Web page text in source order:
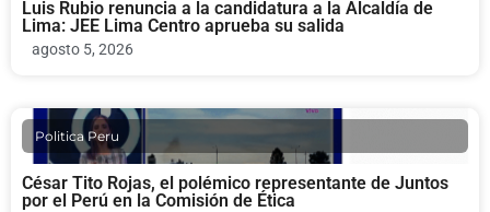
Luis Rubio renuncia a la candidatura a la Alcaldía de
Lima: JEE Lima Centro aprueba su salida
agosto 5, 2026
Politica Peru
César Tito Rojas, el polémico representante de Juntos
por el Perú en la Comisión de Ética